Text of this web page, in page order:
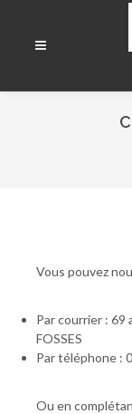
Vous pouvez
Par courrier : 69
FOSSES
Par téléphone :
Ou en